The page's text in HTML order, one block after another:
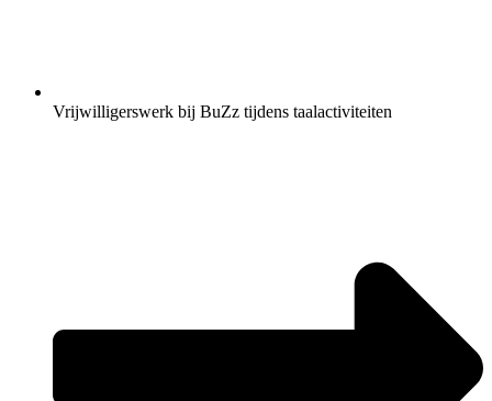
Vrijwilligerswerk bij BuZz tijdens taalactiviteiten